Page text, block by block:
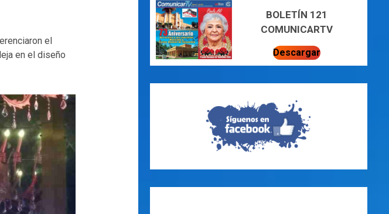
el
en el diseño
BOLETÍN 121
COMUNICARTV
Descargar